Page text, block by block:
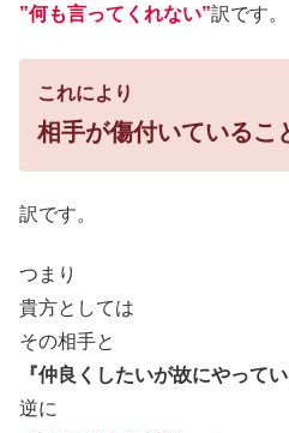
”何も言ってくれない”訳です。
これにより
相手が傷付いているこ
訳です。
つまり
貴方としては
その相手と
『仲良くしたいが故にやってい
逆に